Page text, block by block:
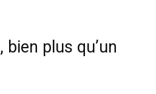
bien plus qu’un